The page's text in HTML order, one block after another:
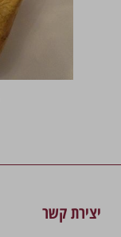
יצירת קשר